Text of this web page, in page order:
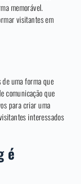
memorável.
visitantes em
uma forma que
comunicação que
para criar uma
interessados
é